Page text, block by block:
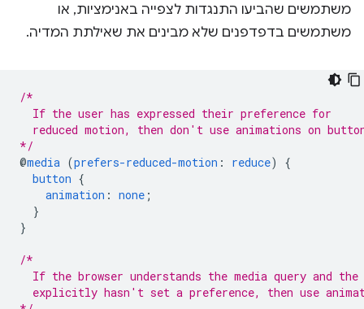
משתמשים שהביעו התנגדות לצפייה באנימציות, או
משתמשים בדפדפנים שלא מבינים את שאילתת המדיה.
/*
  If the user has expressed their preference for
reduced motion, then don't use animations on
*/
@media (prefers-reduced-motion : reduce)
{
button {
animation : none ;
}
}
/*
If the browser understands the media query and the
explicitly hasn't set a preference, then use